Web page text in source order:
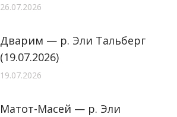
26.07.2026
Дварим — р. Эли Тальберг
(19.07.2026)
19.07.2026
Матот-Масей — р. Эли